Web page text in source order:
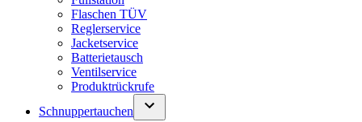
Flaschen TÜV
Reglerservice
Jacketservice
Batterietausch
Ventilservice
Produktrückrufe
Schnuppertauchen